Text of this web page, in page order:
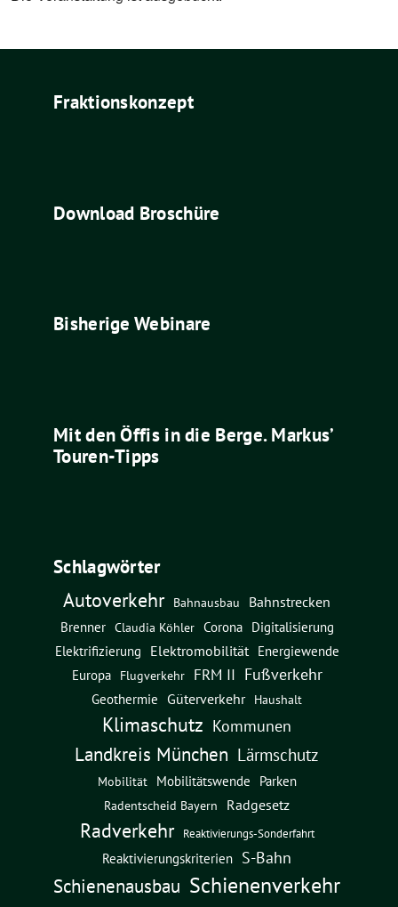
Fraktionskonzept
Download Broschüre
Bisherige Webinare
Mit den Öffis in die Berge. Markus’
Touren-Tipps
Schlagwörter
Autoverkehr Bahnausbau
Bahnstrecken
Brenner Claudia Köhler Corona
Digitalisierung
Elektrifizierung
Elektromobilität Energiewende
Europa Flugverkehr FRM II Fußverkehr
Geothermie Güterverkehr Haushalt
Klimaschutz Kommunen
Landkreis München Lärmschutz
Mobilität Mobilitätswende Parken
Radentscheid Bayern Radgesetz
Radverkehr Reaktivierungs-Sonderfahrt
Reaktivierungskriterien S-Bahn
Schienenausbau Schienenverkehr